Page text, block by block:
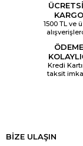
KARGO
1500 TL ve
ÖDEME
Kredi
taksit
BİZE ULAŞIN